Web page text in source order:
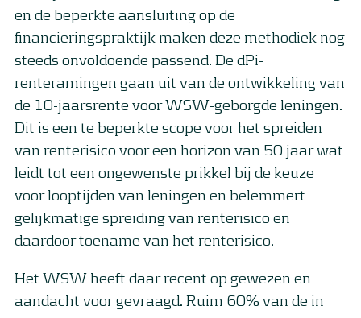
en de beperkte aansluiting op de
financieringspraktijk maken deze methodiek nog
steeds onvoldoende passend. De dPi-
renteramingen gaan uit van de ontwikkeling van
de 10-jaarsrente voor WSW-geborgde leningen.
Dit is een te beperkte scope voor het spreiden
van renterisico voor een horizon van 50 jaar wat
leidt tot een ongewenste prikkel bij de keuze
voor looptijden van leningen en belemmert
gelijkmatige spreiding van renterisico en
daardoor toename van het renterisico.
Het WSW heeft daar recent op gewezen en
aandacht voor gevraagd. Ruim 60% van de in